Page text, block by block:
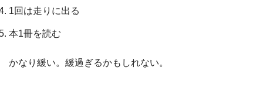
1回は走りに出る
本1冊を読む
かなり緩い。緩過ぎるかもしれない。